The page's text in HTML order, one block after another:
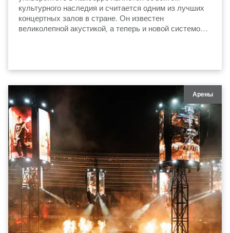
культурного наследия и считается одним из лучших
концертных залов в стране. Он известен
великолепной акустикой, а теперь и новой системой
Арены